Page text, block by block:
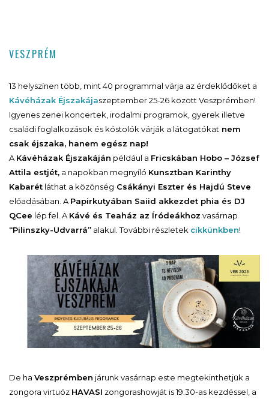
VESZPRÉM
13 helyszínen több, mint 40 programmal várja az érdeklődőket a
Kávéházak Éjszakájaszeptember 25-26 között Veszprémben!
Igyenes zenei koncertek, irodalmi programok, gyerek illetve
családi foglalkozások és kóstolók várják a látogatókat nem
csak éjszaka, hanem egész nap!
A Kávéházak Éjszakáján például a Fricskában Hobo – József
Attila estjét, a napokban megnyíló Kunsztban Karinthy
Kabarét láthat a közönség Csákányi Eszter és Hajdú Steve
előadásában. A Papirkutyában Saiid akkezdet phia és DJ
QCee lép fel. A Kávé és Teaház az Íródeákhoz vasárnap
“Pilinszky-Udvarrá” alakul. További részletek cikkünkben!
De ha Veszprémben járunk vasárnap este megtekinthetjük a
zongora virtuóz HAVASI zongorashowját is 19:30-as kezdéssel, a